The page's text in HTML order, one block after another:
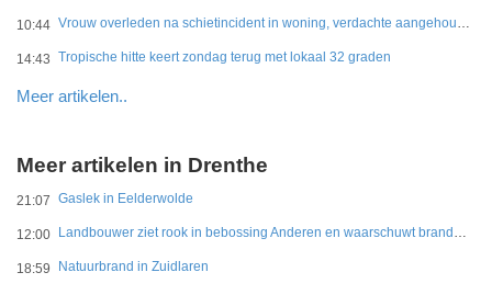
10:44 Vrouw overleden na schietincident in woning, verdachte aangehouden
14:43 Tropische hitte keert zondag terug met lokaal 32 graden
Meer artikelen..
Meer artikelen in Drenthe
21:07 Gaslek in Eelderwolde
12:00 Landbouwer ziet rook in bebossing Anderen en waarschuwt brandweer
18:59 Natuurbrand in Zuidlaren